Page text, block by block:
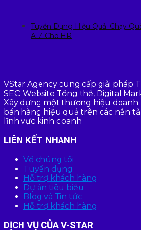
Tuyển Dụng Hiệu Quả: Chạy
A-Z Cho HR
VStar Agency cung cấp giải pháp
SEO Website Tổng thể, Digital
Xây dựng một thương hiệu doanh
bán hàng hiệu quả trên các nền
lĩnh vực kinh doanh
LIÊN KẾT NHANH
Về chúng tôi
Tuyển dụng
Hỗ trợ khách hàng
Dự án tiêu biểu
Blog và Tin tức
Hỗ trợ khách hàng
DỊCH VỤ CỦA V-STAR